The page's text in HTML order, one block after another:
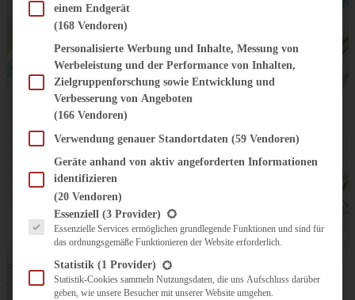
einem Endgerät
(168 Vendoren)
Personalisierte Werbung und Inhalte, Messung von
Werbeleistung und der Performance von Inhalten,
Zielgruppenforschung sowie Entwicklung und
Verbesserung von Angeboten
(166 Vendoren)
Verwendung genauer Standortdaten (59 Vendoren)
Geräte anhand von aktiv angeforderten Informationen
identifizieren
(20 Vendoren)
Es folgt eine Liste der Service-Gruppen, für die eine Einwilligung erteilt werden
Essenziell (3 Provider)
Essenzielle Services ermöglichen grundlegende Funktionen und sind für
das ordnungsgemäße Funktionieren der Website erforderlich.
Statistik (1 Provider)
Statistik-Cookies sammeln Nutzungsdaten, die uns Aufschluss darüber
geben, wie unsere Besucher mit unserer Website umgehen.